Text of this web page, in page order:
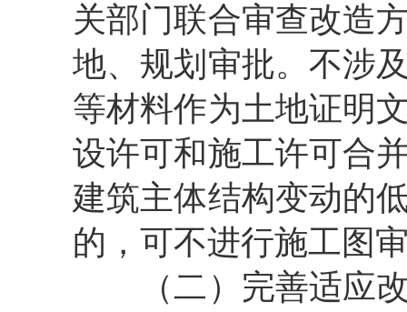
关部门联合审查改造
地、规划审批。不涉
等材料作为土地证明
设许可和施工许可合
建筑主体结构变动的
的，可不进行施工图
（二）完善适应